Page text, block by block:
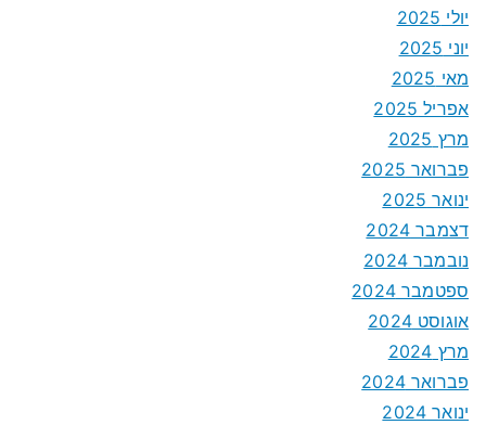
יולי 2025
יוני 2025
מאי 2025
אפריל 2025
מרץ 2025
פברואר 2025
ינואר 2025
דצמבר 2024
נובמבר 2024
ספטמבר 2024
אוגוסט 2024
מרץ 2024
פברואר 2024
ינואר 2024